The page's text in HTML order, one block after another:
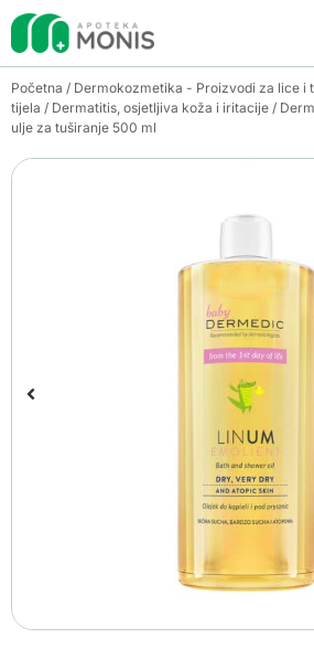
Početna / Dermokozmetika - Proizvodi za lice i
tijela / Dermatitis, osjetljiva koža i iritacije /
ulje za tuširanje 500 ml